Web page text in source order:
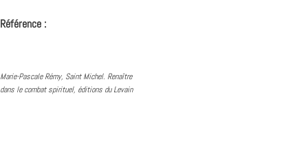
Référence :
Marie-Pascale Rémy, Saint Michel. Renaître
dans le combat spirituel, éditions du Levain